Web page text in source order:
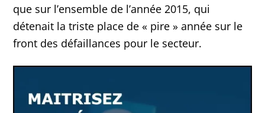
que sur l’ensemble de l’année 2015, qui
détenait la triste place de « pire » année sur le
front des défaillances pour le secteur.